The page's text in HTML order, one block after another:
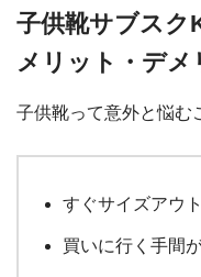
子供靴サブスク
メリット・デ
子供靴って意外と悩む
すぐサイズアウ
買いに行く手間